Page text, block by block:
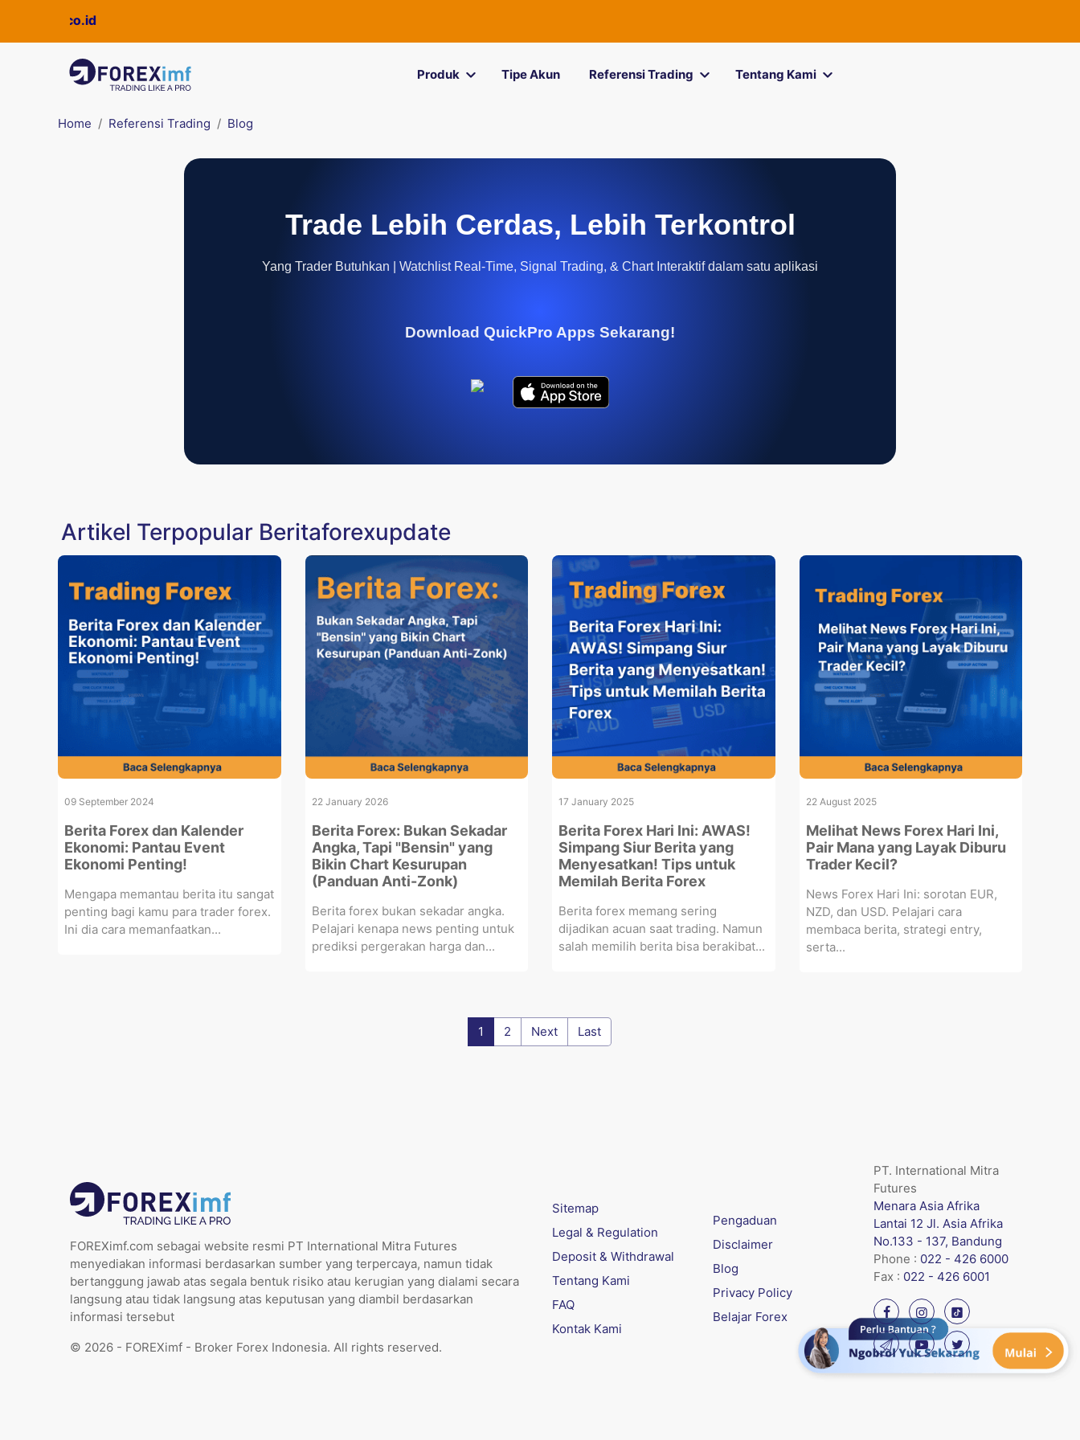
Produk Tipe Akun Referensi Trading Tentang Kami
Home Referensi Trading Blog
Trade Lebih Cerdas, Lebih Terkontrol
Yang Trader Butuhkan | Watchlist Real-Time, Signal Trading, & Chart Interaktif dalam satu aplikasi
Download QuickPro Apps Sekarang!
Artikel Terpopular Beritaforexupdate
09 September 2024
Berita Forex dan Kalender
Ekonomi: Pantau Event
Ekonomi Penting!
Mengapa memantau berita itu sangat
penting bagi kamu para trader forex.
Ini dia cara memanfaatkan...
22 January 2026
Berita Forex: Bukan Sekadar
Angka, Tapi "Bensin" yang
Bikin Chart Kesurupan
(Panduan Anti-Zonk)
Berita forex bukan sekadar angka.
Pelajari kenapa news penting untuk
prediksi pergerakan harga dan...
17 January 2025
Berita Forex Hari Ini: AWAS!
Simpang Siur Berita yang
Menyesatkan! Tips untuk
Memilah Berita Forex
Berita forex memang sering
dijadikan acuan saat trading. Namun
salah memilih berita bisa berakibat...
22 August 2025
Melihat News Forex Hari Ini,
Pair Mana yang Layak Diburu
Trader Kecil?
News Forex Hari Ini: sorotan EUR,
NZD, dan USD. Pelajari cara
membaca berita, strategi entry,
serta...
1 2 Next Last
FOREXimf.com sebagai website resmi PT International Mitra Futures
menyediakan informasi berdasarkan sumber yang terpercaya, namun tidak
bertanggung jawab atas segala bentuk risiko atau kerugian yang dialami secara
langsung atau tidak langsung atas keputusan yang diambil berdasarkan
informasi tersebut
© 2026 - FOREXimf - Broker Forex Indonesia. All rights reserved.
Sitemap
Legal & Regulation
Deposit & Withdrawal
Tentang Kami
FAQ
Kontak Kami
Pengaduan
Disclaimer
Blog
Privacy Policy
Belajar Forex
PT. International Mitra
Futures
Menara Asia Afrika
Lantai 12 Jl. Asia Afrika
No.133 - 137, Bandung
Phone : 022 - 426 6000
Fax : 022 - 426 6001